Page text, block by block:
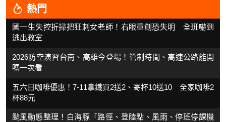
熱門
國一生失控折掃把狂刺女老師！右眼重創恐失明 全班嚇到
逃出教室
2026防空演習台南、高雄今登場！管制時間、高速公路能開
嗎一次看
五六日咖啡優惠！7-11拿鐵買2送2、寄杯10送10 全家咖啡2
杯88元
颱風動態整理！白海豚「路徑、登陸點、風雨、停班停課機